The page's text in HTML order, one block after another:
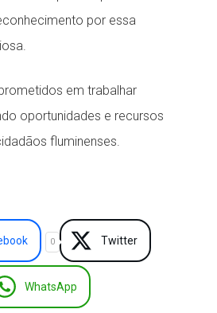
por essa
em trabalhar
oportunidades e recursos
fluminenses.
0 Twitter
WhatsApp